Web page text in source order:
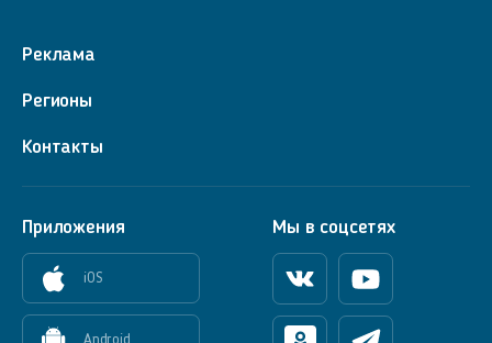
Реклама
Регионы
Контакты
Приложения
iOS
Android
Мы в соцсетях
ВконтактеYoutube